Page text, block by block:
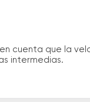
cuenta que la
intermedias.